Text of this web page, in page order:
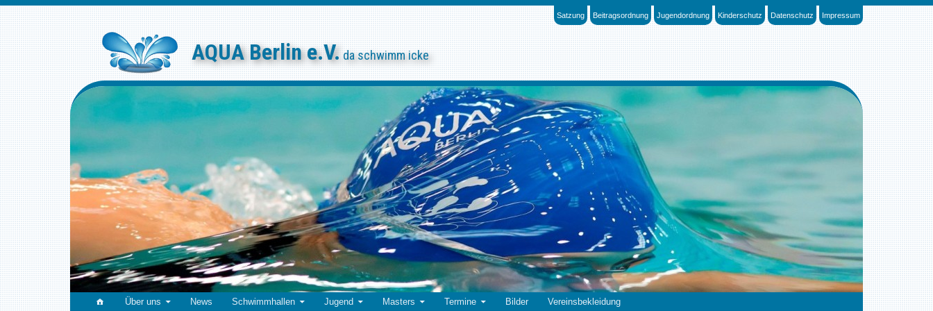
Satzung Beitragsordnung Jugendordnung Kinderschutz Datenschutz Impressum
AQUA Berlin e.V.da schwimm icke
Über uns News Schwimmhallen Jugend Masters Termine Bilder Vereinsbekleidung